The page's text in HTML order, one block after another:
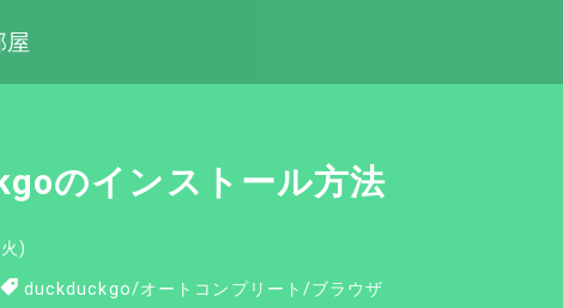
屋
のインストール方法
)
duckduckgo/オートコンプリート /ブラウザ